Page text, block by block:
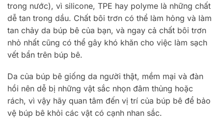
trong nước), vì silicone, TPE hay polyme là những chất
dễ tan trong dầu. Chất bôi trơn có thể làm hỏng và làm
tan chảy da búp bê của bạn, và ngay cả chất bôi trơn
nhỏ nhất cũng có thể gây khó khăn cho việc làm sạch
vết bẩn trên búp bê.
Da của búp bê giống da người thật, mềm mại và đàn
hồi nên dễ bị những vật sắc nhọn đâm thủng hoặc
rách, vì vậy hãy quan tâm đến vị trí của búp bê để bảo
vệ búp bê khỏi các vật có cạnh nhan sắc.